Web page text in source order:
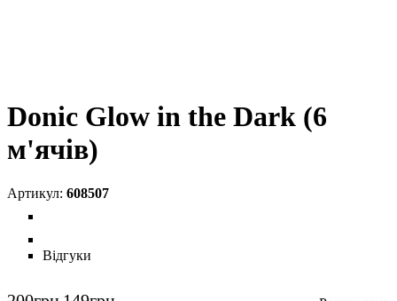
Donic Glow in the Dark (6
м'ячів)
608507
Відгуки